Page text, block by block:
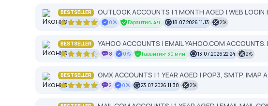
BESTSELLER OUTLOOK ACCOUNTS | 1 MONTH AGED | WEB LOGIN
0% Гарантия: 4 ч. 18.07.2026 11:13 2%
BESTSELLER YAHOO ACCOUNTS | EMAIL YAHOO.COM
8 0% Гарантия: 30 мин. 13.07.2026 22:24 2%
BESTSELLER GMX ACCOUNTS | 1 YEAR AGED | POP3, SMTP, IMAP
2 0% 23.07.2026 11:38 2%